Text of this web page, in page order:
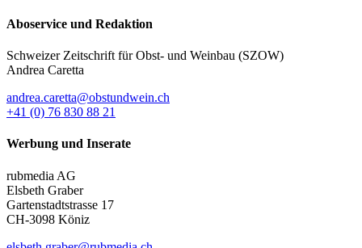
Aboservice und Redaktion
Schweizer Zeitschrift für Obst- und Weinbau (SZOW)
Andrea Caretta
andrea.caretta@obstundwein.ch
+41 (0) 76 830 88 21
Werbung und Inserate
rubmedia AG
Elsbeth Graber
Gartenstadtstrasse 17
CH-3098 Köniz